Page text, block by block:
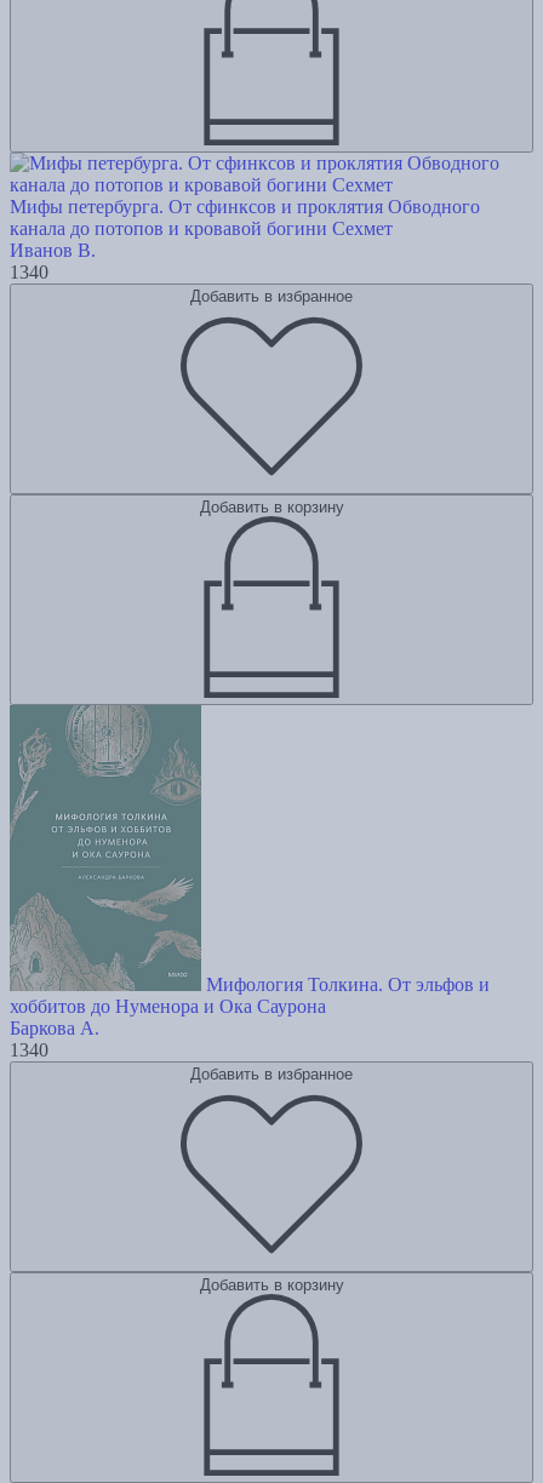
Мифы петербурга. От сфинксов и проклятия Обводного
канала до потопов и кровавой богини Сехмет
Иванов В.
1340
Добавить в избранное
Добавить в корзину
Мифология Толкина. От эльфов и
хоббитов до Нуменора и Ока Саурона
Баркова А.
1340
Добавить в избранное
Добавить в корзину